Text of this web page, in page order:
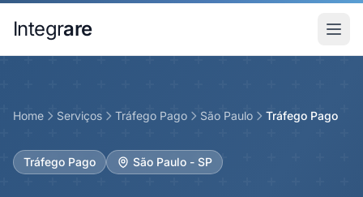
Integrare
Home Serviços Tráfego Pago São Paulo Tráfego Pago
Tráfego Pago São Paulo - SP